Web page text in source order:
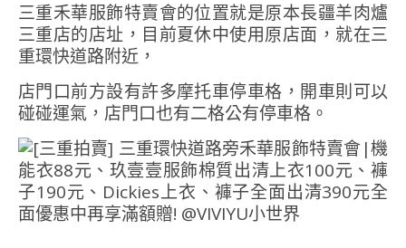
三重禾華服飾特賣會的位置就是原本長疆羊肉爐
三重店的店址，目前夏休中使用原店面，就在三
重環快道路附近，
店門口前方設有許多摩托車停車格，開車則可以
碰碰運氣，店門口也有二格公有停車格。